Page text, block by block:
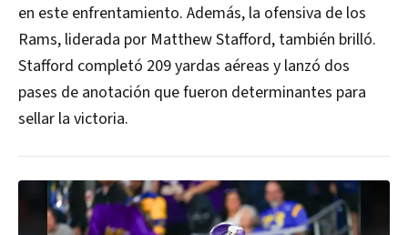
en este enfrentamiento. Además, la ofensiva de los
Rams, liderada por Matthew Stafford, también brilló.
Stafford completó 209 yardas aéreas y lanzó dos
pases de anotación que fueron determinantes para
sellar la victoria.